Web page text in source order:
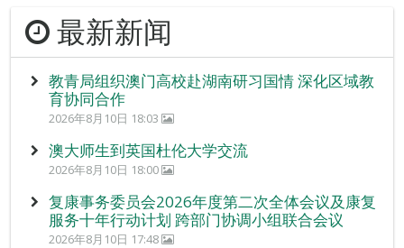
最新新闻
教青局组织澳门高校赴湖南研习国情 深化区域教
育协同合作
2026年8月10日 18:03
澳大师生到英国杜伦大学交流
2026年8月10日 18:00
复康事务委员会2026年度第二次全体会议及康复
服务十年行动计划 跨部门协调小组联合会议
2026年8月10日 17:48